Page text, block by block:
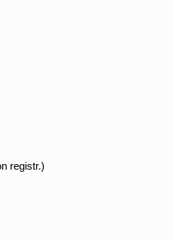
registr.)